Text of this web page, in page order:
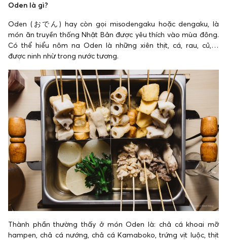
Oden là gì?
Oden (おでん) hay còn gọi misodengaku hoặc dengaku, là
món ăn truyền thống Nhật Bản được yêu thích vào mùa đông.
Có thể hiểu nôm na Oden là những xiên thịt, cá, rau, củ,…
được ninh nhừ trong nước tương.
Thành phần thường thấy ở món Oden là: chả cá khoai mỡ
hampen, chả cá nướng, chả cá Kamaboko, trứng vịt luộc, thịt